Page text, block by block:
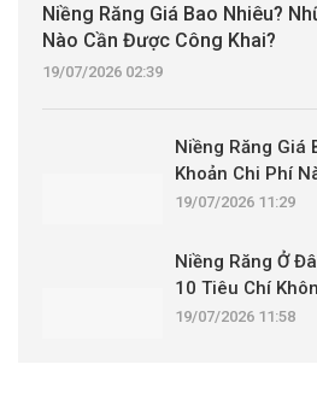
Niềng Răng Giá Bao Nhiêu?
Nào Cần Được Công Khai?
19/07/2026 02:39
Niềng Răng Giá
Khoản Chi Phí
Khai?
19/07/2026 11:29
Niềng Răng Ở
10 Tiêu Chí
19/07/2026 11:58